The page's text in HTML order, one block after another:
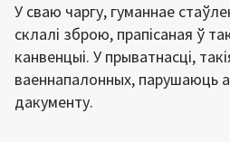
У сваю чаргу, гуманнае
склалі зброю, прапісаная ў
канвенцыі. У прыватнасці,
ваеннапалонных, парушаюць
дакументу.